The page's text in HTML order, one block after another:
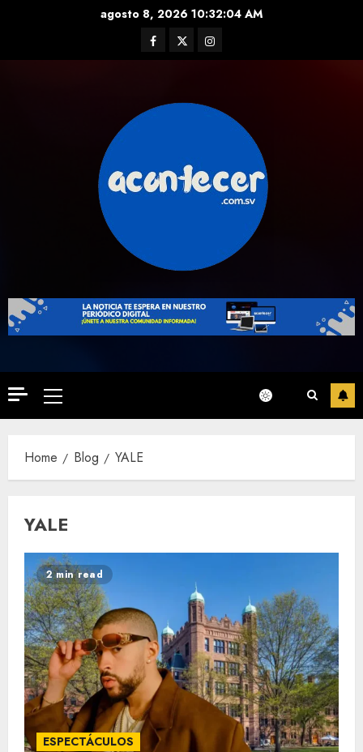
agosto 8, 2026 10:32:04 AM
Facebook
TwitterInstagram
Primary
Menu
Home Blog YALE
YALE
2 min read
ESPECTÁCULOS